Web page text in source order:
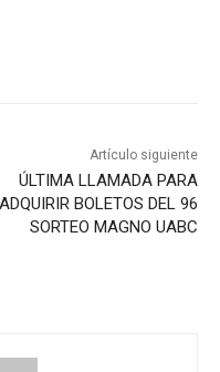
Artículo siguiente
ÚLTIMA LLAMADA PARA
ADQUIRIR BOLETOS DEL 96
SORTEO MAGNO UABC